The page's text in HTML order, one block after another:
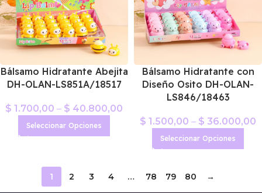
Bálsamo Hidratante Abejita
DH-OLAN-LS851A/18517
$ 1.700,00 – $ 40.800,00
Seleccionar Opciones
Bálsamo Hidratante con
Diseño Osito DH-OLAN-
LS846/18463
$ 1.500,00 – $ 36.000,00
Seleccionar Opciones
1 2 3 4 … 78 79 80 →